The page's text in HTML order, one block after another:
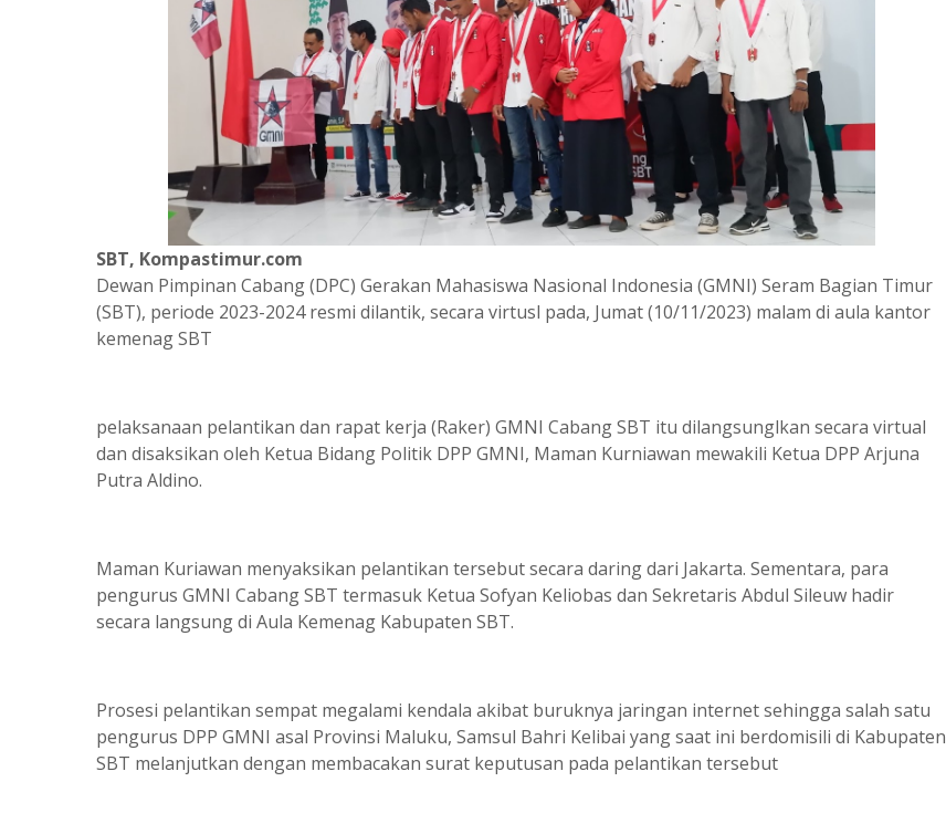
SBT, Kompastimur.com
Dewan Pimpinan Cabang (DPC) Gerakan Mahasiswa Nasional Indonesia (GMNI) Seram Bagian Timur
(SBT), periode 2023-2024 resmi dilantik, secara virtusl pada, Jumat (10/11/2023) malam di aula kantor
kemenag SBT
pelaksanaan pelantikan dan rapat kerja (Raker) GMNI Cabang SBT itu dilangsunglkan secara virtual
dan disaksikan oleh Ketua Bidang Politik DPP GMNI, Maman Kurniawan mewakili Ketua DPP Arjuna
Putra Aldino.
Maman Kuriawan menyaksikan pelantikan tersebut secara daring dari Jakarta. Sementara, para
pengurus GMNI Cabang SBT termasuk Ketua Sofyan Keliobas dan Sekretaris Abdul Sileuw hadir
secara langsung di Aula Kemenag Kabupaten SBT.
Prosesi pelantikan sempat megalami kendala akibat buruknya jaringan internet sehingga salah satu
pengurus DPP GMNI asal Provinsi Maluku, Samsul Bahri Kelibai yang saat ini berdomisili di Kabupaten
SBT melanjutkan dengan membacakan surat keputusan pada pelantikan tersebut